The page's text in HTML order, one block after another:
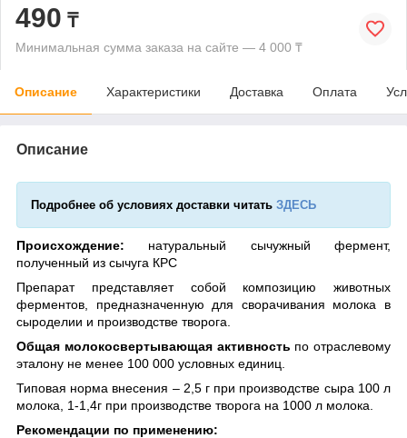
490 ₸
Минимальная сумма заказа на сайте — 4 000 ₸
Описание Характеристики Доставка Оплата
Описание
Подробнее об условиях доставки читать ЗДЕСЬ
Происхождение: натуральный сычужный фермент,
полученный из сычуга КРС
Препарат представляет собой композицию животных
ферментов, предназначенную для сворачивания молока в
сыроделии и производстве творога.
Общая молокосвертывающая активность по отраслевому
эталону не менее 100 000 условных единиц.
Типовая норма внесения – 2,5 г при производстве сыра 100 л
молока, 1-1,4г при производстве творога на 1000 л молока.
Рекомендации по применению: